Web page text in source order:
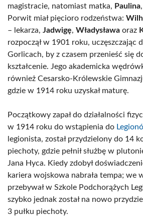
magistracie, natomiast matka, Paulina
Porwit miał pięcioro rodzeństwa:
– lekarza, Jadwigę, Władysława oraz
rozpoczął w 1901 roku, uczęszczając
Gorlicach, by z czasem przenieść się
kształcenie. Jego akademicka
również Cesarsko-Królewskie
gdzie w 1914 roku uzyskał maturę.
Początkowy zapał do działalności
w 1914 roku do wstąpienia do
legionista, został przydzielony do 14
piechoty, gdzie pełnił służbę w
Jana Hyca. Kiedy zdobył
kariera wojskowa nabrała tempa; we
przebywał w Szkole Podchorążych
szybko jednak został na nowo
3 pułku piechoty.